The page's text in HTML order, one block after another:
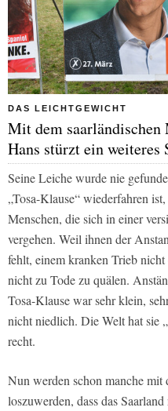
DAS LEICHTGEWICHT
Mit dem saarländischen
Hans stürzt ein
Seine Leiche wurde nie
„Tosa-Klause“ wiederfahren
Menschen, die sich in einer
vergehen. Weil ihnen der
fehlt, einem kranken Trieb
nicht zu Tode zu quälen.
Tosa-Klause war sehr klein,
nicht niedlich. Die Welt hat sie
recht.
Nun werden schon manche mit
loszuwerden, dass das